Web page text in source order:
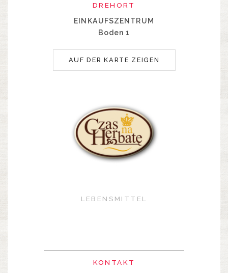
DREHORT
EINKAUFSZENTRUM
Boden 1
AUF DER KARTE ZEIGEN
LEBENSMITTEL
KONTAKT